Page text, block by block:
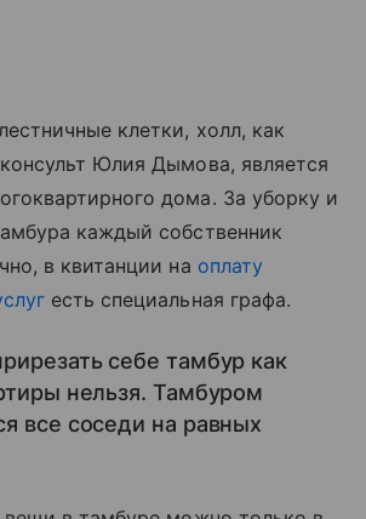
клетки, холл, как
Юлия Дымова, является
дома. За уборку и
каждый собственник
в квитанции на оплату
есть специальная графа.
себе тамбур как
нельзя. Тамбуром
все соседи на равных